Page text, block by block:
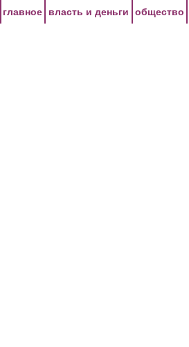
главное власть и деньги общество